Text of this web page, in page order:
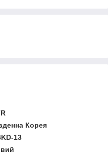
Корея
13